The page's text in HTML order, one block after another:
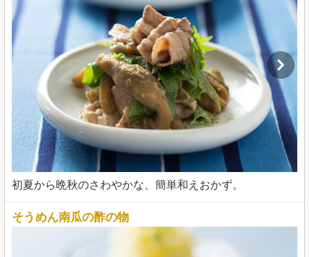
初夏から晩秋のさわやかな、簡単和えおかず。
そうめん南瓜の酢の物